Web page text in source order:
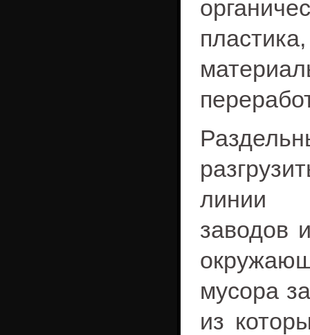
линии
заводов
мусора
из